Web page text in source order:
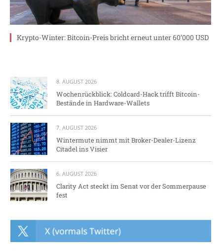
Krypto-Winter: Bitcoin-Preis bricht erneut unter 60’000 USD
8. AUGUST 2026
Wochenrückblick: Coldcard-Hack trifft Bitcoin-
Bestände in Hardware-Wallets
7. AUGUST 2026
Wintermute nimmt mit Broker-Dealer-Lizenz
Citadel ins Visier
6. AUGUST 2026
Clarity Act steckt im Senat vor der Sommerpause
fest